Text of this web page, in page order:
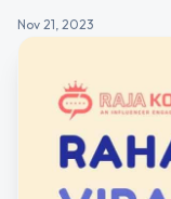
Nov 21, 2023